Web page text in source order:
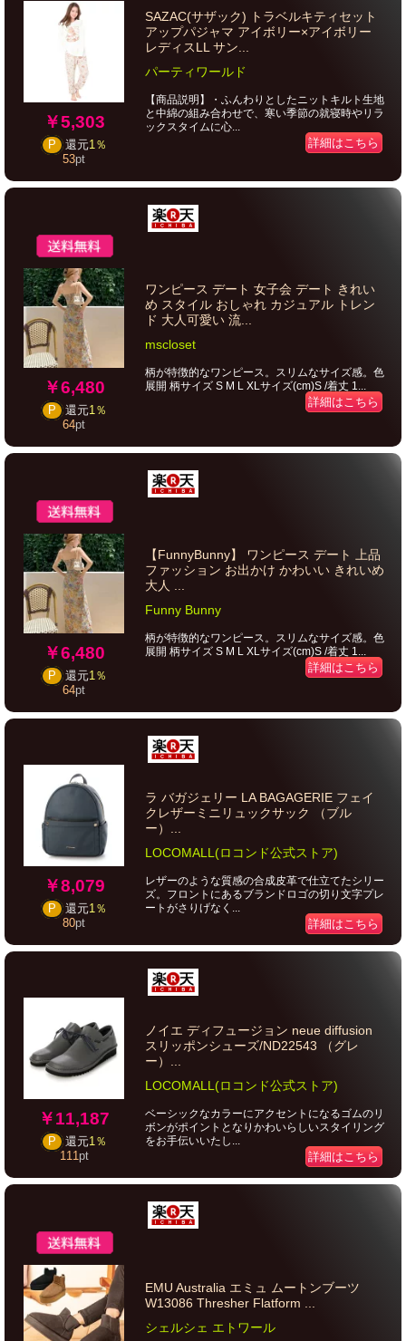
￥5,303
P 還元1％
53pt
SAZAC(サザック) トラベルキティセット
アップパジャマ アイボリー×アイボリー
レディスLL サン...
パーティワールド
【商品説明】・ふんわりとしたニットキルト生地
と中綿の組み合わせで、寒い季節の就寝時やリラ
ックスタイムに心...
詳細はこちら
￥6,480
P 還元1％
64pt
ワンピース デート 女子会 デート きれい
め スタイル おしゃれ カジュアル トレン
ド 大人可愛い 流...
mscloset
柄が特徴的なワンピース。スリムなサイズ感。色
展開 柄サイズ S M L XLサイズ(cm)S /着丈 1...
詳細はこちら
￥6,480
P 還元1％
64pt
【FunnyBunny】 ワンピース デート 上品
ファッション お出かけ かわいい きれいめ
大人 ...
Funny Bunny
柄が特徴的なワンピース。スリムなサイズ感。色
展開 柄サイズ S M L XLサイズ(cm)S /着丈 1...
詳細はこちら
￥8,079
P 還元1％
80pt
ラ バガジェリー LA BAGAGERIE フェイ
クレザーミニリュックサック （ブル
ー）...
LOCOMALL(ロコンド公式ストア)
レザーのような質感の合成皮革で仕立てたシリー
ズ。フロントにあるブランドロゴの切り文字プレ
ートがさりげなく...
詳細はこちら
￥11,187
P 還元1％
111 pt
ノイエ ディフュージョン neue diffusion
スリッポンシューズ/ND22543 （グレ
ー）...
LOCOMALL(ロコンド公式ストア)
ベーシックなカラーにアクセントになるゴムのリ
ボンがポイントとなりかわいらしいスタイリング
をお手伝いいたし...
詳細はこちら
EMU Australia エミュ ムートンブーツ
W13086 Thresher Flatform ...
シェルシェ エトワール